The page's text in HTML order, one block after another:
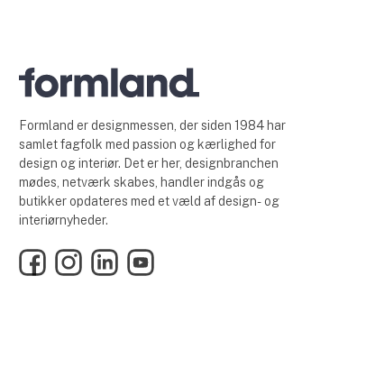
Formland er designmessen, der siden 1984 har
samlet fagfolk med passion og kærlighed for
design og interiør. Det er her, designbranchen
mødes, netværk skabes, handler indgås og
butikker opdateres med et væld af design- og
interiørnyheder.
FacebookInstagramLinkedInYouTube